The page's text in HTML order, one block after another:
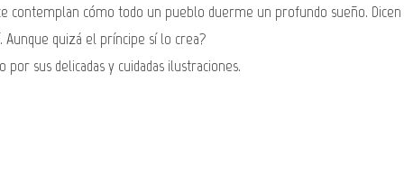
contemplan cómo todo un pueblo duerme un profundo sueño.
quizá el príncipe sí lo crea?
sus delicadas y cuidadas ilustraciones.